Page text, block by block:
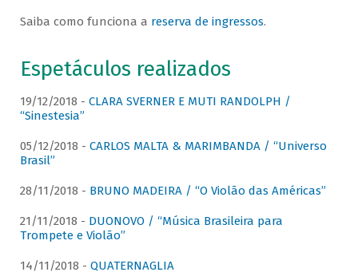
Saiba como funciona a reserva de ingressos.
Espetáculos realizados
19/12/2018 - CLARA SVERNER E MUTI RANDOLPH /
“Sinestesia”
05/12/2018 - CARLOS MALTA & MARIMBANDA / “Universo
Brasil”
28/11/2018 - BRUNO MADEIRA / “O Violão das Américas”
21/11/2018 - DUONOVO / “Música Brasileira para
Trompete e Violão”
14/11/2018 - QUATERNAGLIA